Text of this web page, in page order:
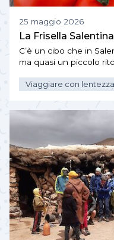
25 maggio 2026
La Frisella Salentina
C’è un cibo che in
ma quasi un piccolo
Viaggiare con lentezza